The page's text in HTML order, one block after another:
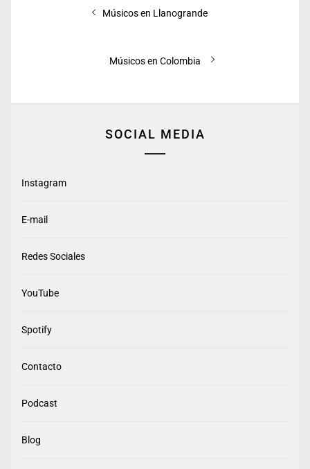
Entrada
Músicos en Llanogrande
Entrada
Músicos en Colombia
SOCIAL MEDIA
Instagram
E-mail
Redes Sociales
YouTube
Spotify
Contacto
Podcast
Blog